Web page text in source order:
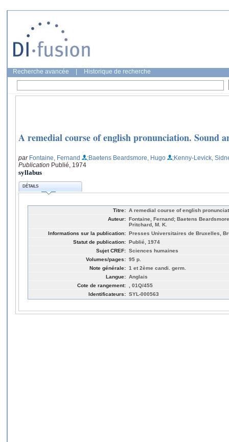
Recherche avancée Historique de recherche
A remedial course of english pronunciation. Sound
par Fontaine, Fernand ;Baetens Beardsmore, Hugo
;Kenny-Levick,
Publication Publié, 1974
syllabus
DÉTAILS
Titre: A remedial course of english
Auteur: Fontaine, Fernand; Baetens
Pritchard, M. K.
Informations sur la publication: Presses Universitaires de Bruxelles,
Statut de publication: Publié, 1974
Sujet CREF: Sciences humaines
Volumes/pages: 95 p.
Note générale: 1 et 2ème candi. germ.
Langue: Anglais
Cote de rangement:
, 01Q/455
Identificateurs: SYL-000563